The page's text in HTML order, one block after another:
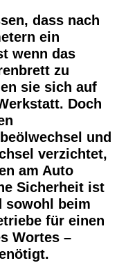
dass nach
ein
wenn das
zu
sie sich auf
Doch
und
verzichtet,
am Auto
Sicherheit ist
sowohl beim
für einen
Wortes –